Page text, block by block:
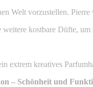
Welt vorzustellen.
weitere kostbare Düfte,
extrem kreatives
– Schönheit und